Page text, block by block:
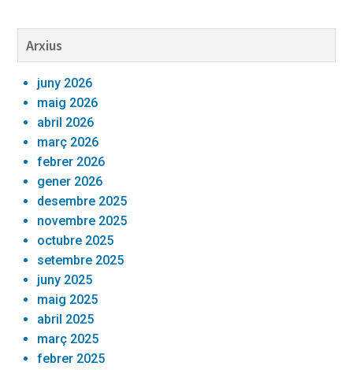
Barra
lateral
primària
Arxius
juny 2026
maig 2026
abril 2026
març 2026
febrer 2026
gener 2026
desembre 2025
novembre 2025
octubre 2025
setembre 2025
juny 2025
maig 2025
abril 2025
març 2025
febrer 2025